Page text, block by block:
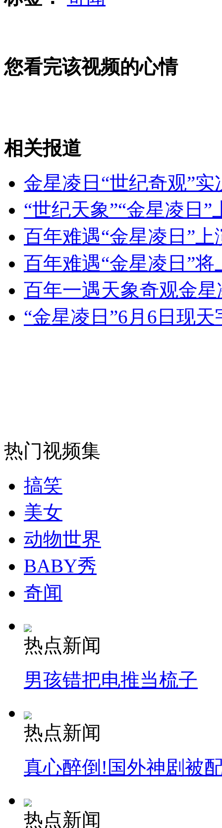
无痛分娩是否安全 医生回应
安徽一实载49人客车翻车
走！跟着总书记去植树
消防员救轻生者 花炮节热闹非凡 减压"枕头大战"
您看完该视频的心情
相关报道
金星凌日“世纪奇观”
“世纪天象”“金星凌日”
百年难遇“金星凌日”
百年难遇“金星凌日”
百年一遇天象奇观金
“金星凌日”6月6日现
热门视频集
搞笑
美女
动物世界
BABY秀
奇闻
热点新闻
男孩错把电推当梳子
热点新闻
真心醉倒!国外神剧被
热点新闻